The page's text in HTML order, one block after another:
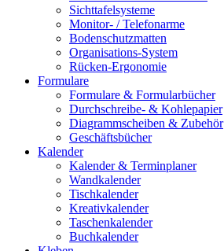
Sichttafelsysteme
Monitor- / Telefonarme
Bodenschutzmatten
Organisations-System
Rücken-Ergonomie
Formulare
Formulare & Formularbücher
Durchschreibe- & Kohlepapier
Diagrammscheiben & Zubehör
Geschäftsbücher
Kalender
Kalender & Terminplaner
Wandkalender
Tischkalender
Kreativkalender
Taschenkalender
Buchkalender